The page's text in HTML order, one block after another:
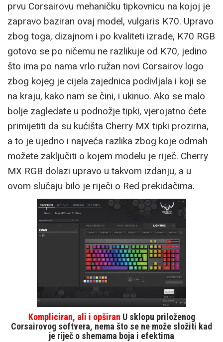
prvu Corsairovu mehaničku tipkovnicu na kojoj je
zapravo baziran ovaj model, vulgaris K70. Upravo
zbog toga, dizajnom i po kvaliteti izrade, K70 RGB
gotovo se po ničemu ne razlikuje od K70, jedino
što ima po nama vrlo ružan novi Corsairov logo
zbog kojeg je cijela zajednica podivljala i koji se
na kraju, kako nam se čini, i ukinuo. Ako se malo
bolje zagledate u podnožje tipki, vjerojatno ćete
primijetiti da su kućišta Cherry MX tipki prozirna,
a to je ujedno i najveća razlika zbog koje odmah
možete zaključiti o kojem modelu je riječ. Cherry
MX RGB dolazi upravo u takvom izdanju, a u
ovom slučaju bilo je riječi o Red prekidačima.
Kompliciran, ali i opširan U sklopu priloženog
Corsairovog softvera, nema što se ne može složiti kad
je riječ o shemama boja i efektima